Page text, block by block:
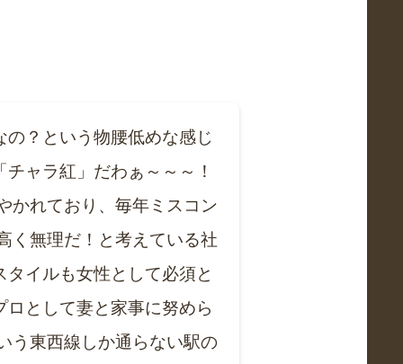
？という物腰低めな感じ
ャラ紅」だわぁ～～～！
かれており、毎年ミスコン
く無理だ！と考えている社
イルも女性として必須と
として妻と家事に努めら
う東西線しか通らない駅の